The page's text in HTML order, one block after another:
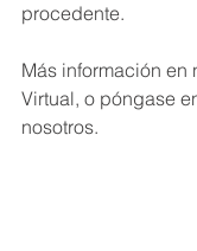
procedente.
Más información en
Virtual, o póngase
nosotros.